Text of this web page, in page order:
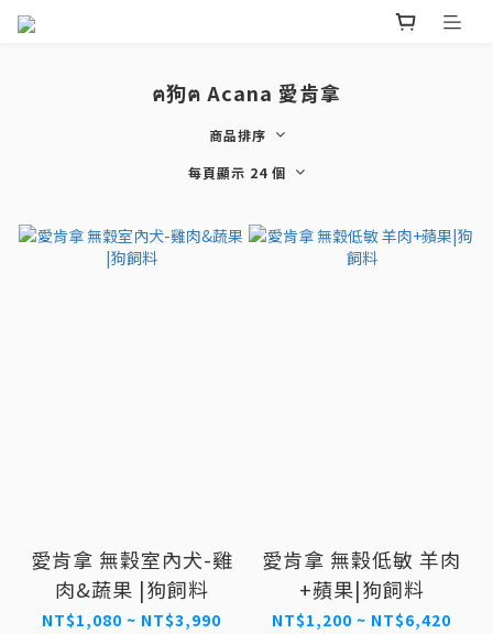
ฅ狗ฅ Acana 愛肯拿
商品排序
每頁顯示 24 個
愛肯拿 無穀室內犬-雞
肉&蔬果 |狗飼料
NT$1,080 ~ NT$3,990
愛肯拿 無穀低敏 羊肉
+蘋果|狗飼料
NT$1,200 ~ NT$6,420